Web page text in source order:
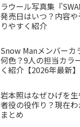
ラウール写真集『
発売日はいつ？内容
りやすく紹介
Snow Manメンバーカ
何色？9人の担当カラ
く紹介【2026年最新】
岩本照はなぜひげを
者役の役作り？現在
まとめ